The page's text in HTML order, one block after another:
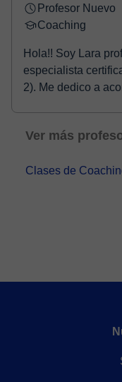
Profesor Nuevo
Coaching
Hola!! Soy Lara profesora de Educación Física y
especialista
2). Me dedico a
Ver más
Clases de